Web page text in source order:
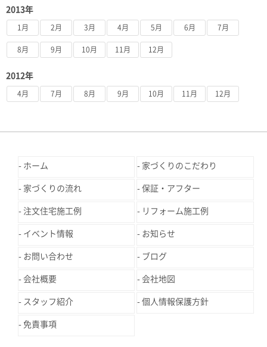
2013年
1月 2月 3月 4月 5月 6月 7月
8月 9月 10月 11月 12月
2012年
4月 7月 8月 9月 10月 11月 12月
ホーム 家づくりのこだわり
家づくりの流れ 保証・アフター
注文住宅施工例 リフォーム施工例
イベント情報 お知らせ
お問い合わせ ブログ
会社概要 会社地図
スタッフ紹介 個人情報保護方針
免責事項